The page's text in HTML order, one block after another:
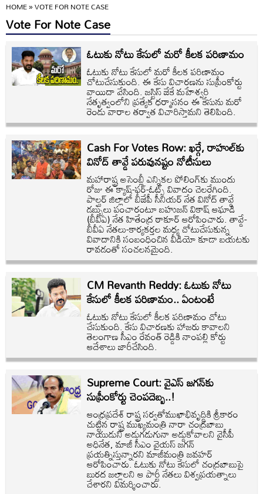
HOME»VOTE FOR NOTE CASE
Vote For Note Case
ఓటుకు నోటు కేసులో మరో కీలక పరిణామం
ఓటుకు నోటు కేసులో మరో కీలక పరిణామం
చోటుచేసుకుంది. ఈ కేసు విచారణను సుప్రీంకోర్టు
వాయిదా వేసింది. జస్టిస్ జేకే మహేశ్వరి
నేతృత్వంలోని ప్రత్యేక ధర్మాసనం ఈ కేసును మరో
రెండు వారాల తర్వాత విచారిస్తామని తెలిపింది.
Cash For Votes Row: ఖర్గే, రాహుల్‌కు
వినోద్ తావ్డే పరువునష్టం నోటీసులు
మహారాష్ట్ర అసెంబ్లీ ఎన్నికల పోలింగ్‌కు ముందు
రోజు ఈ క్యాష్-ఫర్-ఓట్స్ వివాదం చెలరేగింది.
పాల్ఘర్ జిల్లాలో బీజేపీ సీనియర్ నేత వినోద్ తావ్డే
డబ్బులు పంచారంటూ బహుజన్ వికాష్ ఆఘాడి
(బీవీఏ) నేత హితేంద్ర ఠాకూర్ ఆరోపించారు. తావ్డే-
బీవీఏ నేతలు-కార్యకర్తల మధ్య చోటుచేసుకున్న
వివాదానికి సంబంధించిన వీడియో కూడా బయటకు
రావడంతో సంచలనమైంది.
CM Revanth Reddy: ఓటుకు నోటు
కేసులో కీలక పరిణామం.. ఏంటంటే
ఓటుకు నోటు కేసులో కీలక పరిణామం చోటు
చేసుకుంది. కేసు విచారణకు హాజరు కావాలని
తెలంగాణ సీఎం రేవంత్ రెడ్డికి నాంపల్లి కోర్టు
ఆదేశాలు జారీచేసింది.
Supreme Court: వైఎస్ జగన్‌కు
సుప్రీంకోర్టు చెంపదెబ్బ..!
ఆంధ్రప్రదేశ్ రాష్ట్ర సర్వతోముఖాభివృద్ధికి శ్రీకారం
చుట్టిన రాష్ట్ర ముఖ్యమంత్రి నారా చంద్రబాబు
నాయుడుని అడుగడుగునా అడ్డుకోవాలని వైసీపీ
అధినేత, మాజీ సీఎం వైయస్ జగన్‌
ప్రయత్నిస్తున్నారని మాజీమంత్రి జవహర్
ఆరోపించారు. ఓటుకు నోటు కేసులో చంద్రబాబుపై
బురద జల్లాలని ఆ పార్టీ నేతలు విశ్వప్రయత్నాలు
చేశారని విమర్శించారు.